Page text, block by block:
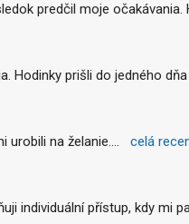
predčil moje očakávania.
Hodinky prišli do jedného dňa
urobili na želanie.... celá
individuální přístup, kdy mi